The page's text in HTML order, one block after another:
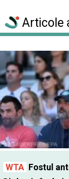
Articole
WTA Fostul